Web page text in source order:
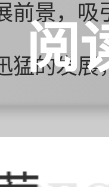
前景，
猛的发
足了游客
阅